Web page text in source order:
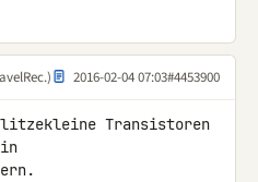
2016-02-04 07:03#4453900
Transistoren